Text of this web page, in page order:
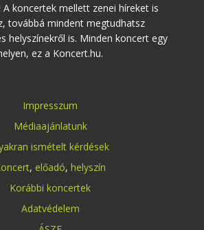
A koncertek mellett zenei híreket is
továbbá mindent megtudhatsz
helyszínekről is. Minden koncert egy
ez a Koncert.hu.
Impresszum
Médiaajánlatunk
ismételt kérdések
, előadó, helyszín
Korábbi koncertek
Adatvédelem